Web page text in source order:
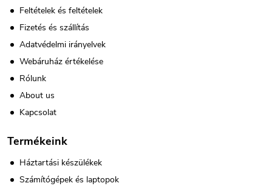
Feltételek és feltételek
Fizetés és szállítás
Adatvédelmi irányelvek
Webáruház értékelése
Rólunk
About us
Kapcsolat
Termékeink
Háztartási készülékek
Számítógépek és laptopok